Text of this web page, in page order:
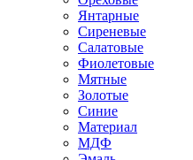
Янтарные
Сиреневые
Салатовые
Фиолетовые
Мятные
Золотые
Синие
Материал
МДФ